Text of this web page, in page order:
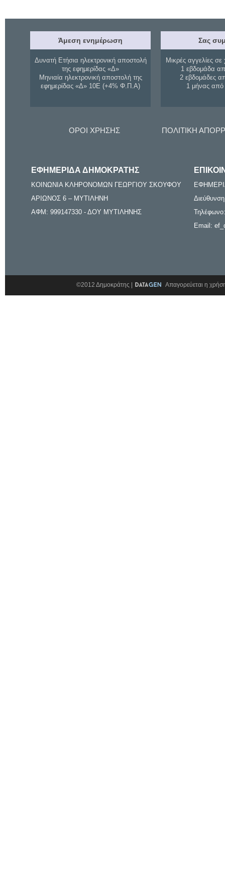
Άμεση ενημέρωση
Δυνατή Ετήσια ηλεκτρονική αποστολή
της εφημερίδας «Δ»
Μηνιαία ηλεκτρονική αποστολή της
εφημερίδας «Δ» 10Ε (+4% Φ.Π.Α)
Σας
Μικρές αγγελίες σε
1 εβδομάδα
2 εβδομάδες
1 μήνας
ΟΡΟΙ ΧΡΗΣΗΣ ΠΟΛΙΤΙΚΗ
ΕΦΗΜΕΡΙΔΑ ΔΗΜΟΚΡΑΤΗΣ
ΚΟΙΝΩΝΙΑ ΚΛΗΡΟΝΟΜΩΝ ΓΕΩΡΓΙΟΥ ΣΚΟΥΦΟΥ
ΑΡΙΩΝΟΣ 6 – ΜΥΤΙΛΗΝΗ
ΑΦΜ: 999147330 - ΔΟΥ ΜΥΤΙΛΗΝΗΣ
Email:
©2012 Δημοκράτης | Απαγορεύεται η